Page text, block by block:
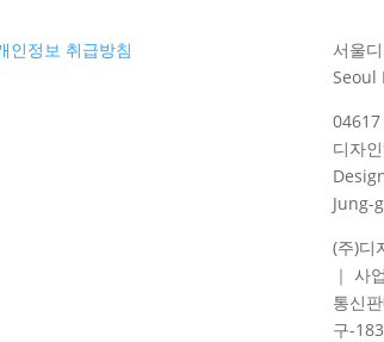
인정보 취급방침
서울
Seoul
04617
디자
Jung-
(주)디
｜ 사
통신
구-